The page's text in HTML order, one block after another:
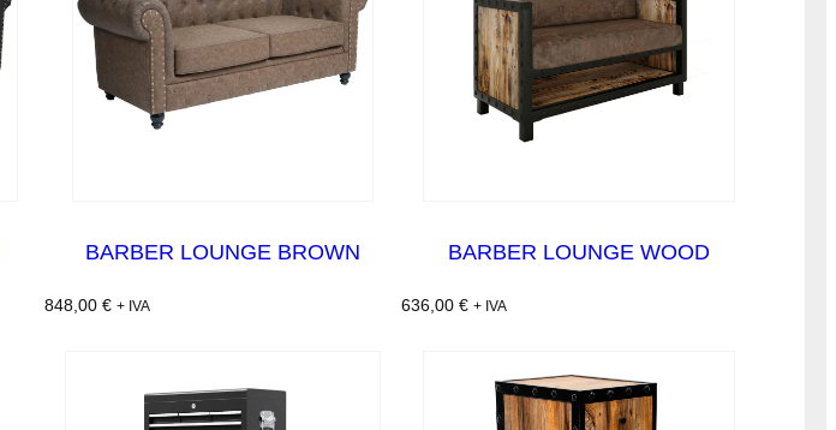
BARBER LOUNGE BROWN
848,00€ + IVA
BARBER LOUNGE WOOD
636,00 € + IVA